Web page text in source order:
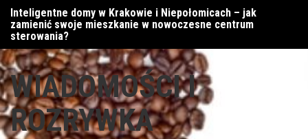
Skip
content
Inteligentne domy w Krakowie i Niepołomicach – jak
zamienić swoje mieszkanie w nowoczesne centrum
sterowania?
Cyfrowe podejście do walut
WIADOMOŚCI I
ROZRYWKA